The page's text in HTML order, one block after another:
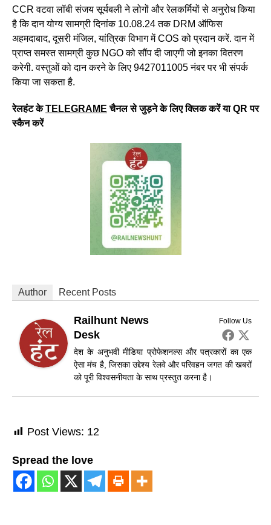
CCR वटवा लॉबी संजय सूर्यबली ने लोगों और रेलकर्मियों से अनुरोध किया
है कि दान योग्य सामग्री दिनांक 10.08.24 तक DRM ऑफिस
अहमदाबाद, दूसरी मंजिल, यांत्रिक विभाग में COS को प्रदान करें. दान में
प्राप्त समस्त सामग्री कुछ NGO को सौंप दी जाएगी जो इनका वितरण
करेगी. वस्तुओं को दान करने के लिए 9427011005 नंबर पर भी संपर्क
किया जा सकता है.
रेलहंट केTELEGRAME चैनल से जुड़ने के लिए क्लिक करें या QR पर
स्कैन करें
Author Recent Posts
Follow Us
Railhunt News
Desk
देश के अनुभवी मीडिया प्रोफेशनल्स और पत्रकारों का एक
ऐसा मंच है, जिसका उद्देश्य रेलवे और परिवहन जगत की खबरों
को पूरी विश्वसनीयता के साथ प्रस्तुत करना है।
Post Views: 12
Spread the love